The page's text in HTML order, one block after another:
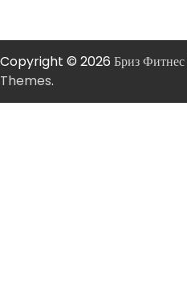
Copyright © 2026 Бриз Фитнес
Themes.